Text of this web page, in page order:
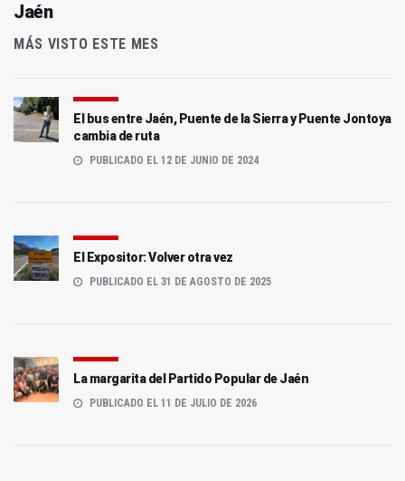
Jaén
MÁS VISTO ESTE MES
El bus entre Jaén, Puente de la Sierra y Puente Jontoya
cambia de ruta
PUBLICADO EL 12 DE JUNIO DE 2024
El Expositor: Volver otra vez
PUBLICADO EL 31 DE AGOSTO DE 2025
La margarita del Partido Popular de Jaén
PUBLICADO EL 11 DE JULIO DE 2026